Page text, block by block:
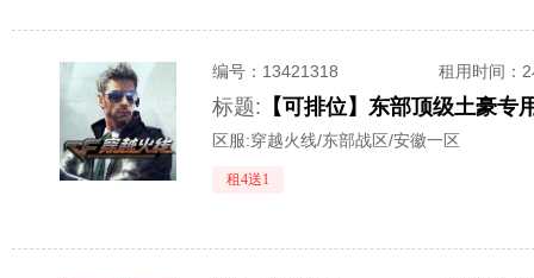
编号： 13421318 租用时间 ：
标题:
区服:穿越火线/东部战区/安徽一区
租4送1